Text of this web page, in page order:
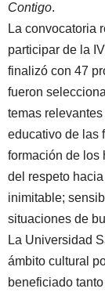
Contigo.
La convocatoria
participar de la
finalizó con 47
fueron
temas
educativo de las
formación de los
del respeto
inimitable;
situaciones de
La Universidad
ámbito cultural
beneficiado